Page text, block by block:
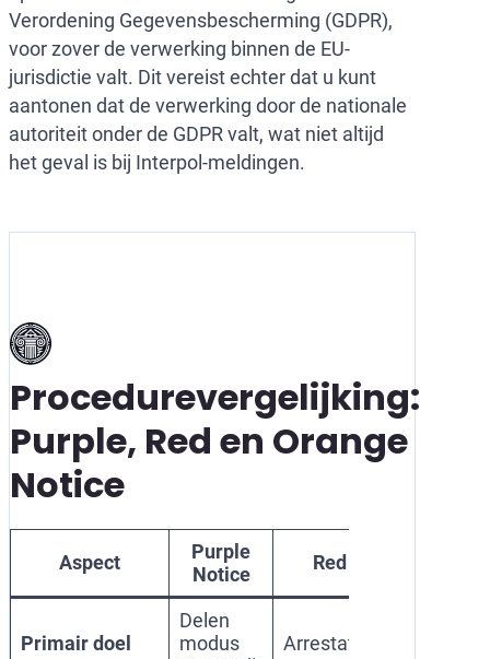
Verordening Gegevensbescherming (GDPR),
voor zover de verwerking binnen de EU-
jurisdictie valt. Dit vereist echter dat u kunt
aantonen dat de verwerking door de nationale
autoriteit onder de GDPR valt, wat niet altijd
het geval is bij Interpol-meldingen.
Procedurevergelijking:
Purple, Red en Orange
Notice
Aspect
Purple
Notice
Red Notice
Primair doel
Delen
modus
Arrestatieverzoek